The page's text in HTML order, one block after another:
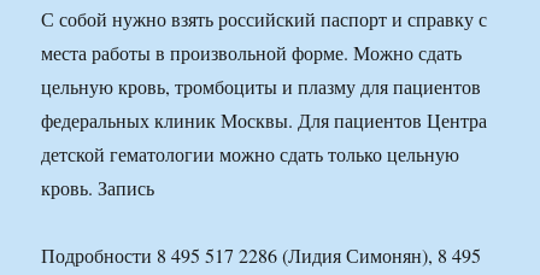
С собой нужно взять российский паспорт и справку с
места работы в произвольной форме. Можно сдать
цельную кровь, тромбоциты и плазму для пациентов
федеральных клиник Москвы. Для пациентов Центра
детской гематологии можно сдать только цельную
кровь. Запись
Подробности 8 495 517 2286 (Лидия Симонян), 8 495